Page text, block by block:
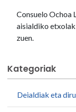
Consuelo Ochoa
aisialdiko
zuen.
Kategoriak
Deialdiak eta